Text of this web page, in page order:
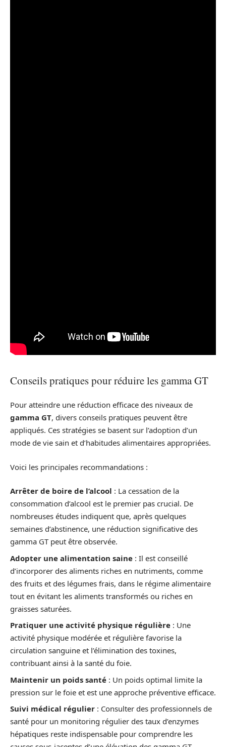
Conseils pratiques pour réduire les gamma GT
Pour atteindre une réduction efficace des niveaux de
gamma GT, divers conseils pratiques peuvent être
appliqués. Ces stratégies se basent sur l’adoption d’un
mode de vie sain et d’habitudes alimentaires appropriées.
Voici les principales recommandations :
Arrêter de boire de l’alcool : La cessation de la
consommation d’alcool est le premier pas crucial. De
nombreuses études indiquent que, après quelques
semaines d’abstinence, une réduction significative des
gamma GT peut être observée.
Adopter une alimentation saine : Il est conseillé
d’incorporer des aliments riches en nutriments, comme
des fruits et des légumes frais, dans le régime alimentaire
tout en évitant les aliments transformés ou riches en
graisses saturées.
Pratiquer une activité physique régulière : Une
activité physique modérée et régulière favorise la
circulation sanguine et l’élimination des toxines,
contribuant ainsi à la santé du foie.
Maintenir un poids santé : Un poids optimal limite la
pression sur le foie et est une approche préventive efficace.
Suivi médical régulier : Consulter des professionnels de
santé pour un monitoring régulier des taux d’enzymes
hépatiques reste indispensable pour comprendre les